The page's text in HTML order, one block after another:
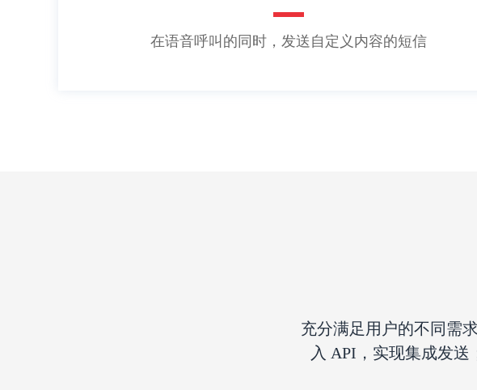
在语音呼叫的同时，发送自定义内容的短信
充分满足用户的不同需
入 API，实现集成发送